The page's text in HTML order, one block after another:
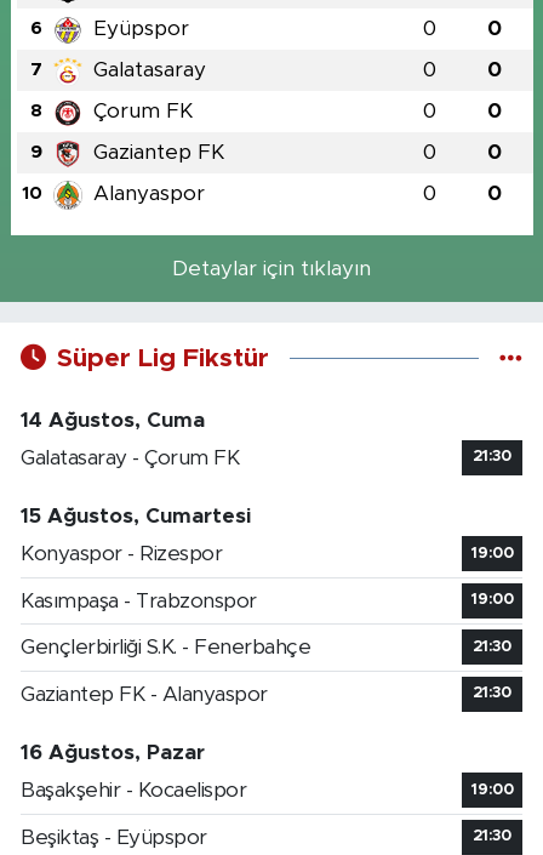
6 Eyüpspor 0 0
7 Galatasaray 0 0
8 Çorum FK 0 0
9 Gaziantep FK 0 0
10 Alanyaspor 0 0
Detaylar için tıklayın
Süper Lig Fikstür
14 Ağustos, Cuma
Galatasaray - Çorum FK
21:30
15 Ağustos, Cumartesi
Konyaspor - Rizespor
19:00
Kasımpaşa - Trabzonspor 19:00
Gençlerbirliği S.K. - Fenerbahçe 21:30
Gaziantep FK - Alanyaspor 21:30
16 Ağustos, Pazar
Başakşehir - Kocaelispor
19:00
Beşiktaş - Eyüpspor 21:30